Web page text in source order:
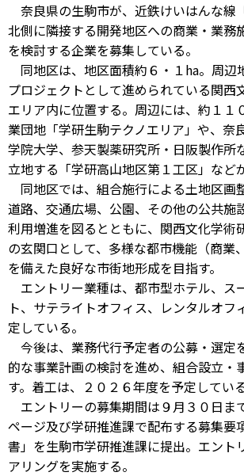
奈良県の生駒市が、近鉄けいはんな線
北側に隣接する開発地区への商業・業務
を検討する企業を募集している。
同地区は、地区面積約６・１ha。周辺
プロジェクトとして進められている関西
エリア内に位置する。周辺には、約１１
業団地「学研生駒テクノエリア」や、奈
学院大学、参天製薬研究所・日阪製作所
立地する「学研高山地区第１工区」など
同地区では、組合施行による土地区画
道路、交通広場、公園、その他の公共施
利用増進を図るとともに、関西文化学術
の玄関口として、多様な都市機能（商業
を備えた良好な市街地形成を目指す。
エントリー業種は、都市型ホテル、ス
ト、サテライトオフィス、レンタルオフ
定している。
今後は、業務代行予定者の公募・選定
的な事業計画の検討を進め、組合設立・
す。着工は、２０２６年度を予定している
エントリーの募集期間は９月３０日ま
ページ及び学研推進課で配布する募集要
書」を生駒市学研推進課に提出。エント
アリングを実施する。